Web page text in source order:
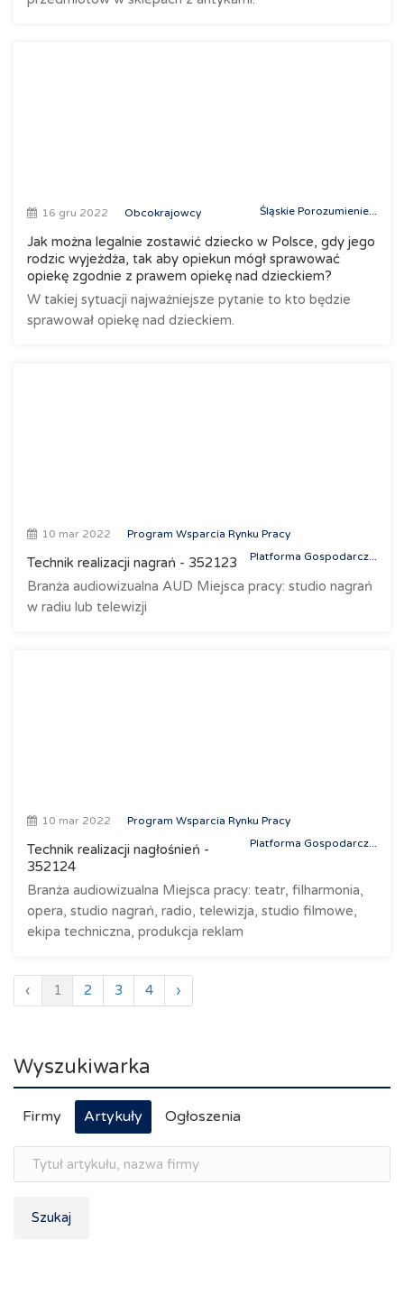
16 gru 2022 Obcokrajowcy Śląskie Porozumienie...
Jak można legalnie zostawić dziecko w Polsce, gdy jego
rodzic wyjeżdża, tak aby opiekun mógł sprawować
opiekę zgodnie z prawem opiekę nad dzieckiem?
W takiej sytuacji najważniejsze pytanie to kto będzie
sprawował opiekę nad dzieckiem.
10 mar 2022
Program Wsparcia Rynku Pracy
Platforma Gospodarcz...
Technik realizacji nagrań - 352123
Branża audiowizualna AUD Miejsca pracy: studio nagrań
w radiu lub telewizji
10 mar 2022
Program Wsparcia Rynku Pracy
Platforma Gospodarcz...
Technik realizacji nagłośnień -
352124
Branża audiowizualna Miejsca pracy: teatr, filharmonia,
opera, studio nagrań, radio, telewizja, studio filmowe,
ekipa techniczna, produkcja reklam
‹ 1 2 3 4 ›
Wyszukiwarka
Firmy Artykuły Ogłoszenia
Szukaj